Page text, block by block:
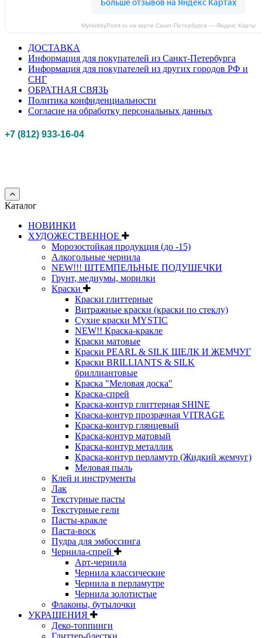
MyHobbyPoint.ru на карте Санкт‑Петербурга — Яндекс Карты
ДОСТАВКА
Информация для покупателей из Санкт-Петербурга
Информация для покупателей из других городов РФ и
СНГ
ОБРАТНАЯ СВЯЗЬ
Политика конфиденциальности
Согласие на обработку персональных данных
+7 (812) 933-16-04
Каталог
НОВИНКИ
ХУДОЖЕСТВЕННОЕ
Морозостойкая продукция (до -15)
Алкогольные чернила
NEW!!! ШТЕМПЕЛЬНЫЕ ПОДУШЕЧКИ
Грунт, медиумы, морилки
Краски
Краски глиттерные
Витражные краски (краски по стеклу)
Сухие краски MYSTIC
NEW!! Краска-кракле
Краски матовые
Краски PEARL & SILK ШЕЛК И ЖЕМЧУГ
Краски BRILLIANTS & SILK
бриллиантовые
Краска "Меловая доска"
Краска-спрей
Краска-контур глиттерная SHINE
Краска-контур прозрачная VITRAGE
Краска-контур глянцевый
Краска-контур матовый
Краска-контур металлик
Краска-контур перламутр (Жидкий жемчуг)
Меловая пыль
Клей и инструменты
Лак
Текстурные пасты
Текстурные гели
Пасты-кракле
Паста-воск
Пудра для эмбоссинга
Чернила-спрей
Арт-чернила
Чернила классические
Чернила в перламутре
Чернила золотистые
Флаконы, бутылочки
УКРАШЕНИЯ
Деко-топпинги